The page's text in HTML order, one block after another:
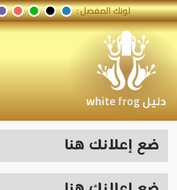
لونك المفضل :
دليل white frog